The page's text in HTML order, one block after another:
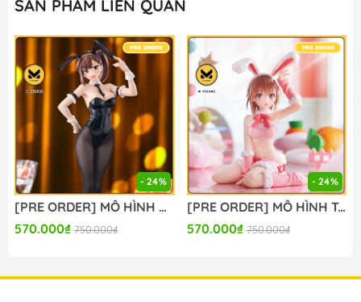
🔥Add: Ngọc Hồi - Hoàng Liệt - Hoàng Mai - Hà Nội
🔥Hotline:090-345-2816or098-777-0035
🔥Website: https://mfigure.com/
#figure #mo_hinh #mo_hinh_nhan_vat
#mo_hinh_anime #anime_figure #figure
#mo_hinh_chinh_hang #mo_hinh_figure
#figure_chinh_hang #mo_hinh_tinh #nendoroid
#gameprize #scalefigure
---
SẢN PHẨM LIÊN QUAN
- 24%
[PRE ORDER] MÔ HÌNH Seitokai ni mo Ana wa Aru! - Kotobuki Hisako - BiCute Bunnies (FuRyu) FIGURE CHÍNH HÃNG
570.000₫ 750.000₫
- 24%
[PRE ORDER] MÔ HÌNH To Aru Kagaku no Railgun - Misaka Mikoto - Moflock - Fluffy Bunny Ver. (Taito) FIGURE CHÍNH HÃNG
570.000₫ 750.000₫